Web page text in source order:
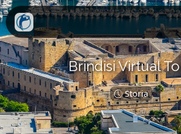
Brindisi Virtual
Storia